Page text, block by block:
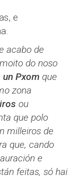
e
acabo de
do noso
Pxom que
zona
ou
que polo
milleiros de
que, cando
e
feitas, só hai